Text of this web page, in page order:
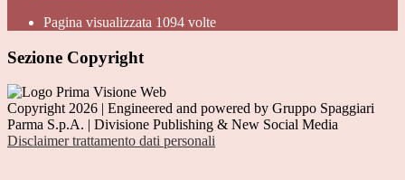
Pagina visualizzata 1094 volte
Sezione Copyright
Copyright 2026 | Engineered and powered by Gruppo Spaggiari
Parma S.p.A. | Divisione Publishing & New Social Media
Disclaimer trattamento dati personali